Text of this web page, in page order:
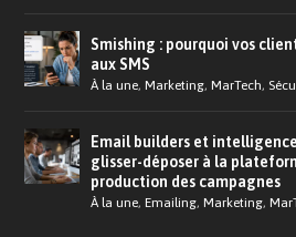
Smishing : pourquoi vos
aux SMS
À la une,Marketing,MarTech,
Email builders et
glisser-déposer à la
production des campagnes
À la une,Emailing,Marketing,